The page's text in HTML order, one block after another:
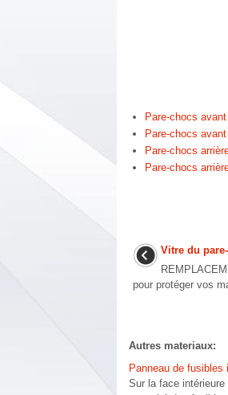
Pare-chocs
Pare-chocs
Pare-chocs
Pare-chocs
Vitre du
pour protéger vos
Autres materiaux:
Panneau de fusibles
Sur la face